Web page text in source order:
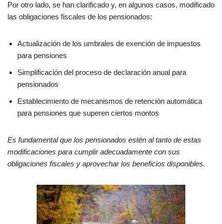
Por otro lado, se han clarificado y, en algunos casos, modificado
las obligaciones fiscales de los pensionados:
Actualización de los umbrales de exención de impuestos
para pensiones
Simplificación del proceso de declaración anual para
pensionados
Establecimiento de mecanismos de retención automática
para pensiones que superen ciertos montos
Es fundamental que los pensionados estén al tanto de estas
modificaciones para cumplir adecuadamente con sus
obligaciones fiscales y aprovechar los beneficios disponibles.